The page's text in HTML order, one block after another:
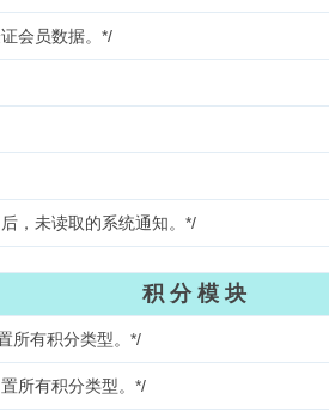
会员数据。*/
，未读取的系统通知。*/
积 分 模 块
所有积分类型。*/
所有积分类型。*/